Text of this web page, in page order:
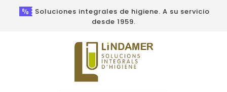
Soluciones integrales de higiene. A su servicio
desde 1959.